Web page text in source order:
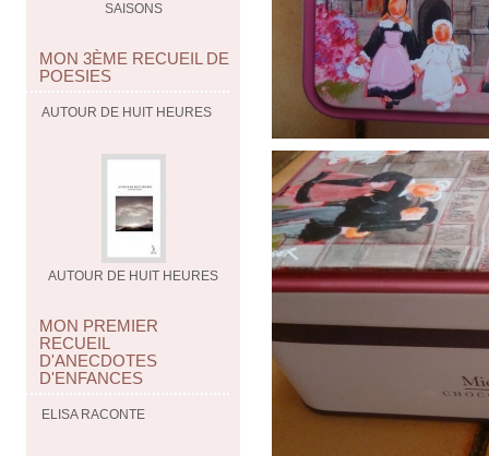
SAISONS
MON 3ÈME RECUEIL DE
POESIES
AUTOUR DE HUIT HEURES
AUTOUR DE HUIT HEURES
MON PREMIER
RECUEIL
D'ANECDOTES
D'ENFANCES
ELISA RACONTE